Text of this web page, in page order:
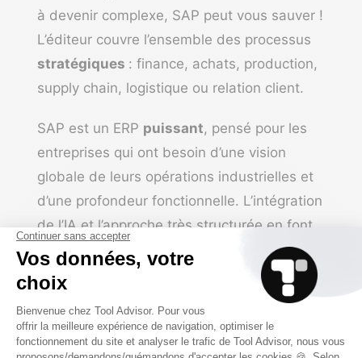
à devenir complexe, SAP peut vous sauver !
L’éditeur couvre l’ensemble des processus
stratégiques : finance, achats, production,
supply chain, logistique ou relation client.
SAP est un ERP puissant, pensé pour les
entreprises qui ont besoin d’une vision
globale de leurs opérations industrielles et
d’une profondeur fonctionnelle. L’intégration
de l’IA et l’approche très structurée en font
un outil adapté aux industriels déjà bien
établis ou en forte croissance.
Côté prix, les tarifs sont proposés sur devis
en fonction des modules nécessaires à